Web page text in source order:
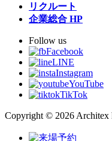
リクルート
企業総合 HP
Follow us
Facebook
LINE
Instagram
YouTube
TikTok
Copyright © 2026 Architex